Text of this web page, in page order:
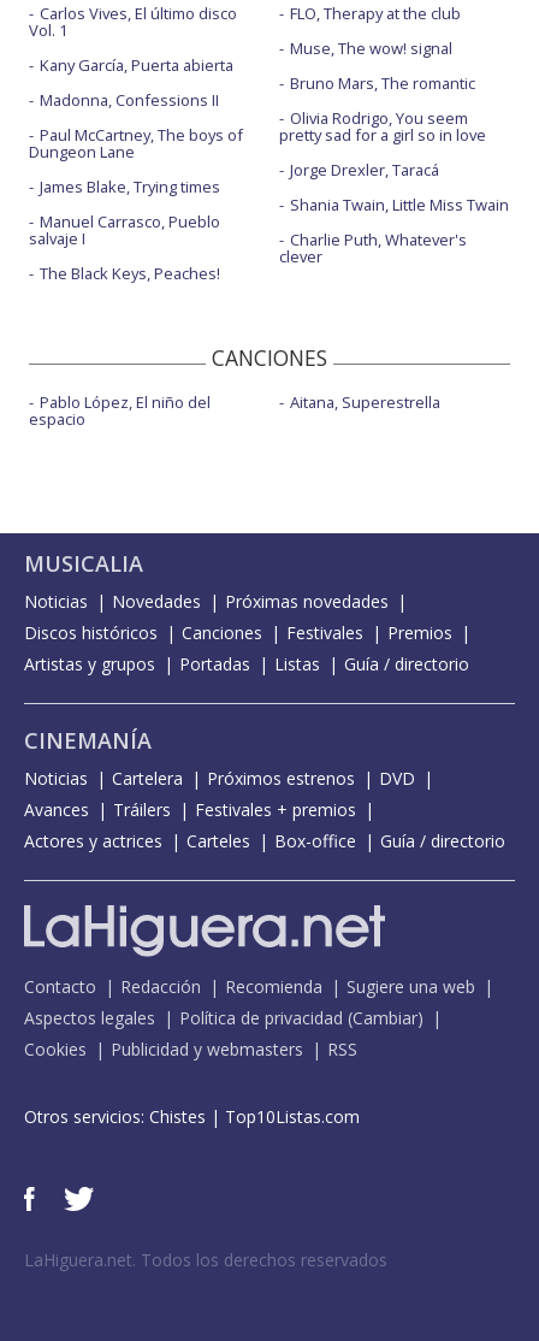
Carlos Vives, El último disco
Vol. 1
Kany García, Puerta abierta
Madonna, Confessions II
Paul McCartney, The boys of
Dungeon Lane
James Blake, Trying times
Manuel Carrasco, Pueblo
salvaje I
The Black Keys, Peaches!
FLO, Therapy at the club
Muse, The wow! signal
Bruno Mars, The romantic
Olivia Rodrigo, You seem
pretty sad for a girl so in love
Jorge Drexler, Taracá
Shania Twain, Little Miss Twain
Charlie Puth, Whatever's
clever
CANCIONES
Pablo López, El niño del
espacio
Aitana, Superestrella
MUSICALIA
Noticias Novedades
Próximas novedades
Discos históricos
Canciones Festivales
Premios
Artistas y grupos
Portadas Listas Guía / directorio
CINEMANÍA
Noticias Cartelera Próximos estrenos
DVD
Avances
Tráilers
Festivales + premios
Actores y actrices
Carteles Box-office Guía / directorio
Contacto Redacción Recomienda
Sugiere una web
Aspectos legales
Política de privacidad (Cambiar)
Cookies
Publicidad y webmasters RSS
Otros servicios: Chistes | Top10Listas.com
LaHiguera.net. Todos los derechos reservados